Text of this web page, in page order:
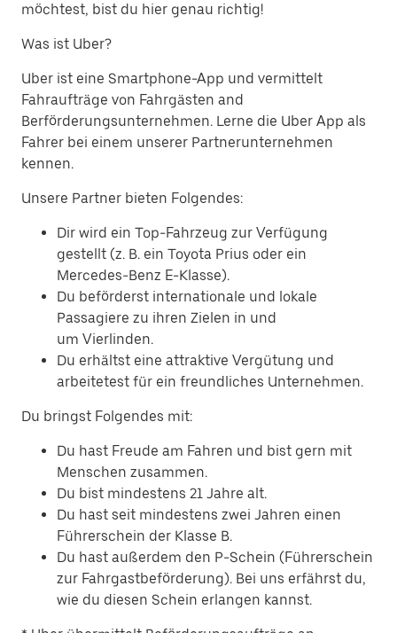
möchtest, bist du hier genau richtig!
Was ist Uber?
Uber ist eine Smartphone-App und vermittelt
Fahraufträge von Fahrgästen and
Berförderungsunternehmen. Lerne die Uber App als
Fahrer bei einem unserer Partnerunternehmen
kennen.
Unsere Partner bieten Folgendes:
Dir wird ein Top-Fahrzeug zur Verfügung
gestellt (z. B. ein Toyota Prius oder ein
Mercedes-Benz E-Klasse).
Du beförderst internationale und lokale
Passagiere zu ihren Zielen in und
um Vierlinden.
Du erhältst eine attraktive Vergütung und
arbeitetest für ein freundliches Unternehmen.
Du bringst Folgendes mit:
Du hast Freude am Fahren und bist gern mit
Menschen zusammen.
Du bist mindestens 21 Jahre alt.
Du hast seit mindestens zwei Jahren einen
Führerschein der Klasse B.
Du hast außerdem den P-Schein (Führerschein
zur Fahrgastbeförderung). Bei uns erfährst du,
wie du diesen Schein erlangen kannst.